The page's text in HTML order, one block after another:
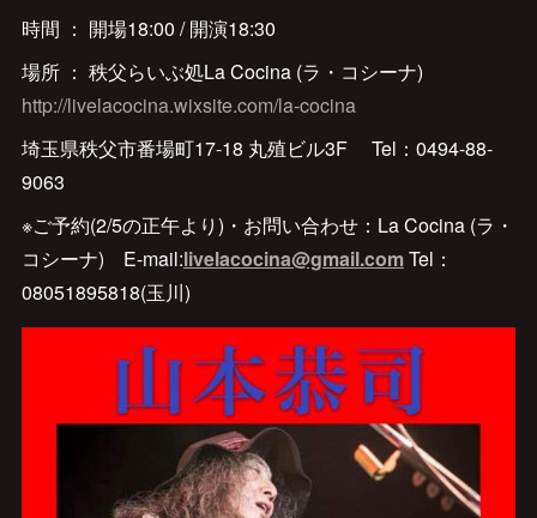
時間 ： 開場18:00 / 開演18:30
場所 ： 秩父らいぶ処La Cocina (ラ・コシーナ)
http://livelacocina.wixsite.com/la-cocina
埼玉県秩父市番場町17-18 丸殖ビル3F Tel：0494-88-
9063
※ご予約(2/5の正午より)・お問い合わせ：La Cocina (ラ・
コシーナ) E-mail:livelacocina@gmail.comTel：
08051895818(玉川)